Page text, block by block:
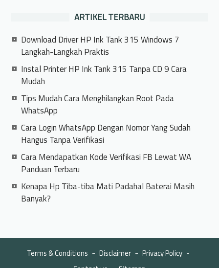
ARTIKEL TERBARU
Download Driver HP Ink Tank 315 Windows 7
Langkah-Langkah Praktis
Instal Printer HP Ink Tank 315 Tanpa CD 9 Cara
Mudah
Tips Mudah Cara Menghilangkan Root Pada
WhatsApp
Cara Login WhatsApp Dengan Nomor Yang Sudah
Hangus Tanpa Verifikasi
Cara Mendapatkan Kode Verifikasi FB Lewat WA
Panduan Terbaru
Kenapa Hp Tiba-tiba Mati Padahal Baterai Masih
Banyak?
Terms & Conditions Disclaimer
Privacy Policy